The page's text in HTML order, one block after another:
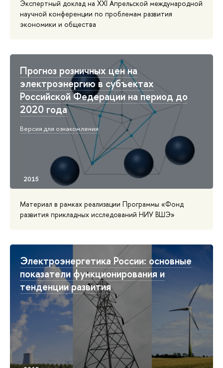
Экспертный доклад на XXI Апрельской международной
научной конференции по проблемам развития
экономики и общества
Прогноз розничных цен на
электроэнергию в субъектах
Российской Федерации на период до
2020 года
Версия для ознакомления
Материал в рамках реализации Программы «Фонд
развития прикладных исследований НИУ ВШЭ»
Электроэнергетика России: основные
показатели функционирования и
тенденции развития